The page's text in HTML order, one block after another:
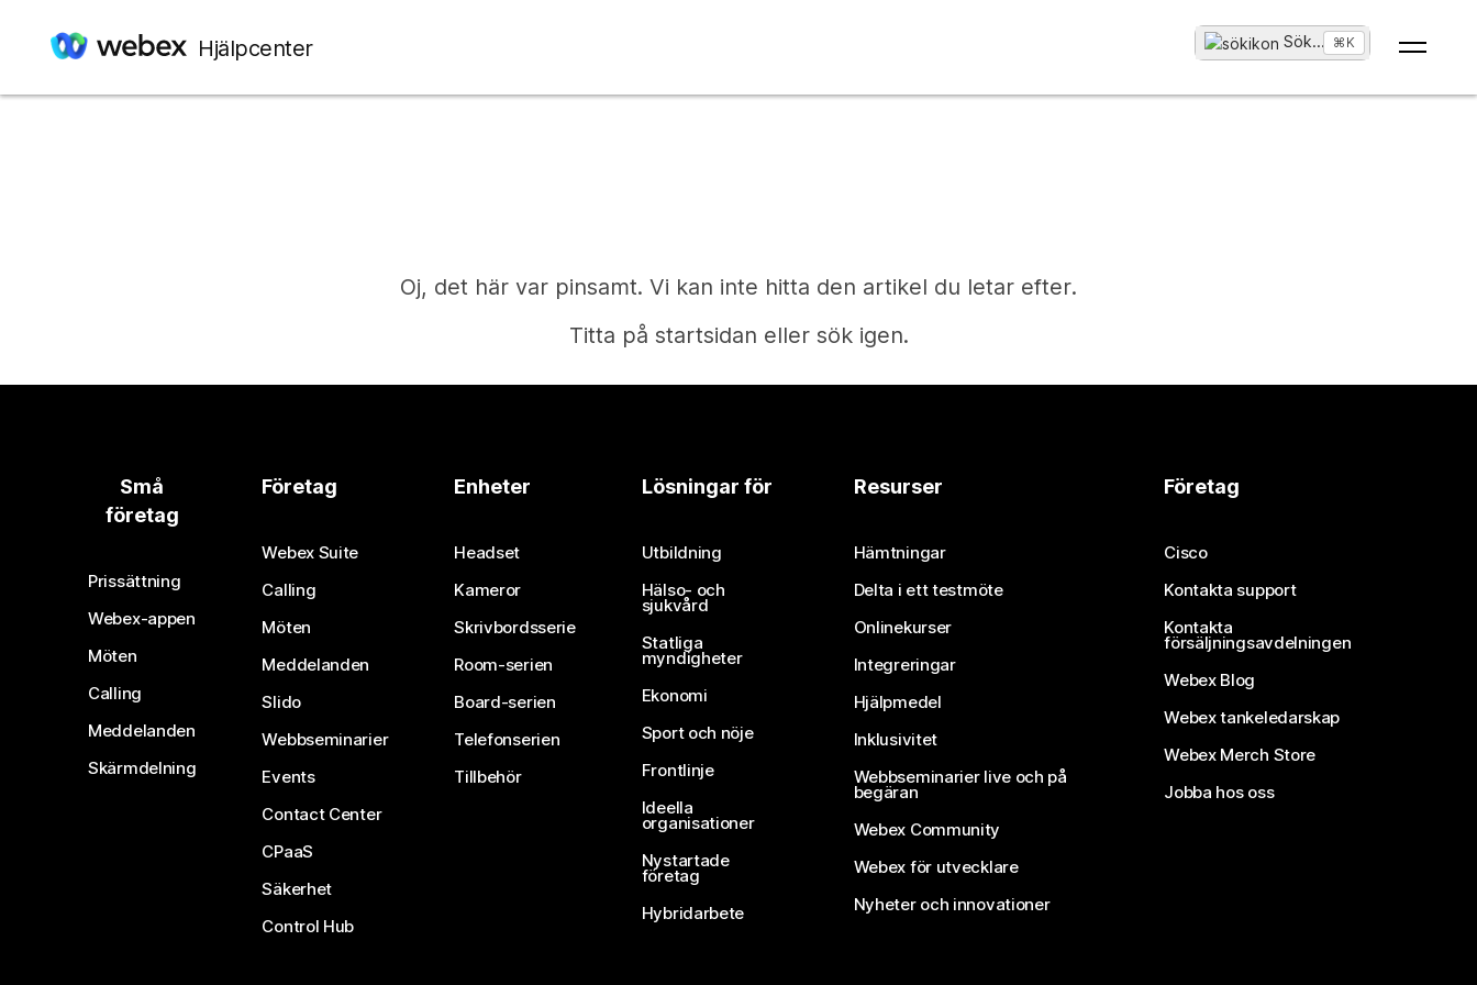
Hjälpcenter Sök... ⌘K
Oj, det här var pinsamt. Vi kan inte hitta den artikel du letar efter.
Titta på startsidan eller sök igen.
Behöver du ett svar?
Skicka in en fråga
Små
företag
Prissättning
Webex-appen
Möten
Calling
Meddelanden
Skärmdelning
Företag
Webex Suite
Calling
Möten
Meddelanden
Slido
Webbseminarier
Events
Contact Center
CPaaS
Säkerhet
Control Hub
Enheter
Headset
Kameror
Skrivbordsserie
Room-serien
Board-serien
Telefonserien
Tillbehör
Lösningar för
Utbildning
Hälso- och
sjukvård
Statliga
myndigheter
Ekonomi
Sport och nöje
Frontlinje
Ideella
organisationer
Nystartade
företag
Hybridarbete
Resurser
Hämtningar
Delta i ett testmöte
Onlinekurser
Integreringar
Hjälpmedel
Inklusivitet
Webbseminarier live och på
begäran
Webex Community
Webex för utvecklare
Nyheter och innovationer
Företag
Cisco
Kontakta support
Kontakta
försäljningsavdelningen
Webex Blog
Webex tankeledarskap
Webex Merch Store
Jobba hos oss